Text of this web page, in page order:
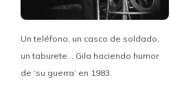
Un teléfono, un casco de soldado,
un taburete… Gila haciendo humor
de ‘su guerra’ en 1983.